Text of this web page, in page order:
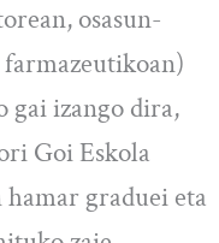
osasun-
gai izango dira,
Goi Eskola
graduei eta